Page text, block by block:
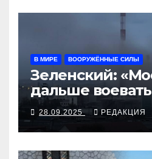
В МИРЕ ВООРУЖЁННЫЕ СИЛЫ
Зеленский:
дальше
Время для
реакции»
28.09.2025 РЕДАКЦИЯ